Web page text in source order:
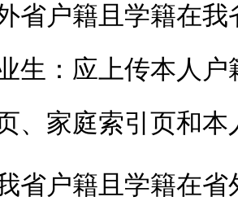
省户籍且学籍在
生：应上传本人
、家庭索引页和本
省户籍且学籍在